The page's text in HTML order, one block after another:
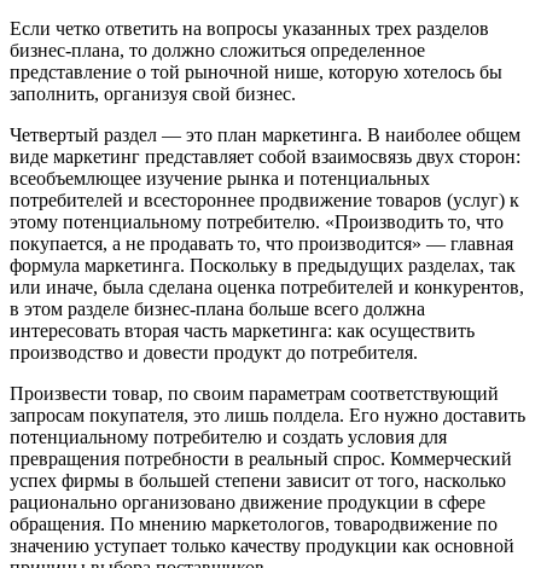
Если четко ответить на вопросы указанных трех разделов
бизнес-плана, то должно сложиться определенное
представление о той рыночной нише, которую хотелось бы
заполнить, организуя свой бизнес.
Четвертый раздел — это план маркетинга. В наиболее общем
виде маркетинг представляет собой взаимосвязь двух сторон:
всеобъемлющее изучение рынка и потенциальных
потребителей и всестороннее продвижение товаров (услуг) к
этому потенциальному потребителю. «Производить то, что
покупается, а не продавать то, что производится» — главная
формула маркетинга. Поскольку в предыдущих разделах, так
или иначе, была сделана оценка потребителей и конкурентов,
в этом разделе бизнес-плана больше всего должна
интересовать вторая часть маркетинга: как осуществить
производство и довести продукт до потребителя.
Произвести товар, по своим параметрам соответствующий
запросам покупателя, это лишь полдела. Его нужно доставить
потенциальному потребителю и создать условия для
превращения потребности в реальный спрос. Коммерческий
успех фирмы в большей степени зависит от того, насколько
рационально организовано движение продукции в сфере
обращения. По мнению маркетологов, товародвижение по
значению уступает только качеству продукции как основной